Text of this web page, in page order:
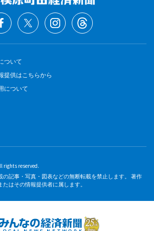
ついて
提供はこちらから
について
rights reserved.
の記事・写真・図表などの無断転載を禁止します。 著作
はその情報提供者に属します。